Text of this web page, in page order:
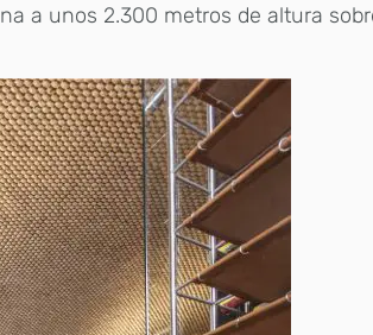
a unos 2.300 metros de altura